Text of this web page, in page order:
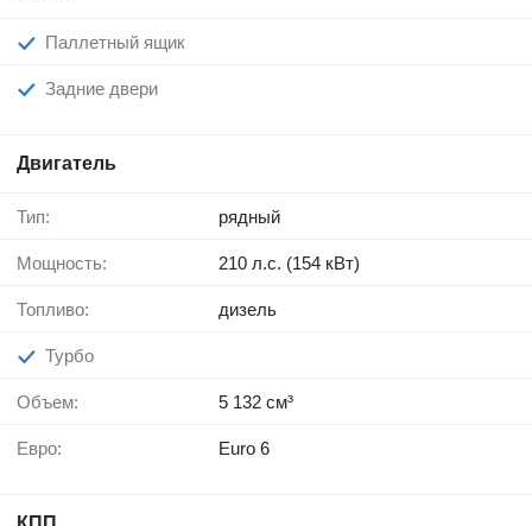
Паллетный ящик
Задние двери
Двигатель
Тип: рядный
Мощность: 210 л.с. (154 кВт)
Топливо: дизель
Турбо
Объем: 5 132 см³
Евро: Euro 6